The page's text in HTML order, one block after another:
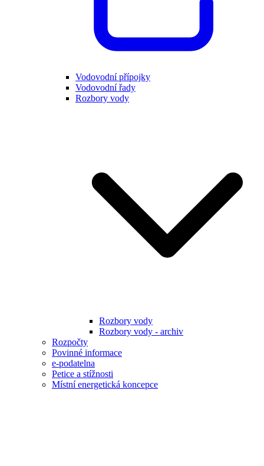
Vodovodní přípojky
Vodovodní řady
Rozbory vody
Rozbory vody
Rozbory vody - archiv
Rozpočty
Povinné informace
e-podatelna
Petice a stížnosti
Místní energetická koncepce